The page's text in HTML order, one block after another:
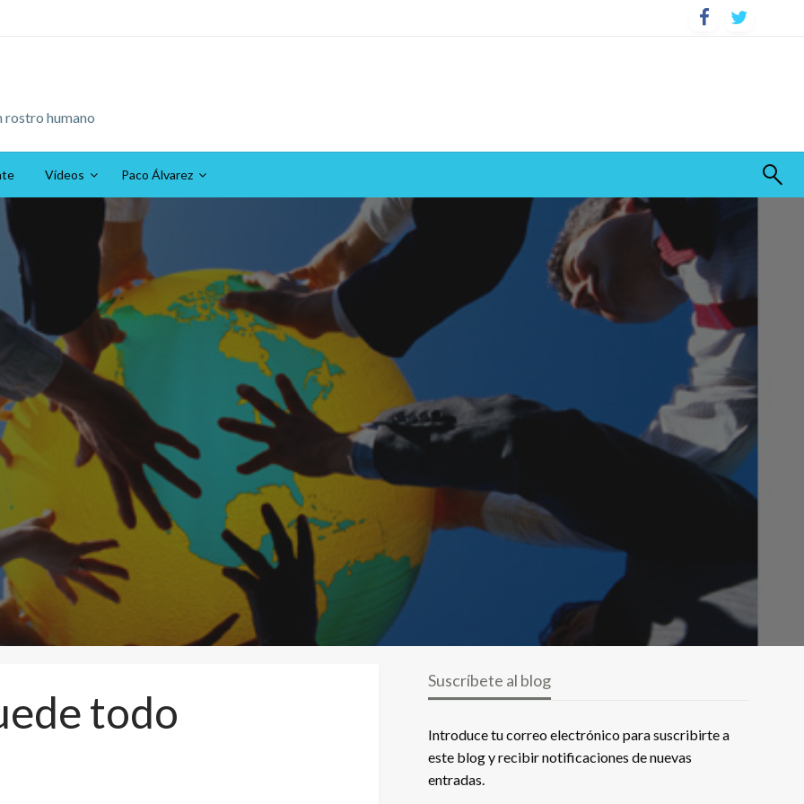
rostro humano
Vídeos Paco Álvarez
todo
Suscríbete al blog
Introduce tu correo electrónico para suscribirte a
este blog y recibir notificaciones de nuevas
entradas.